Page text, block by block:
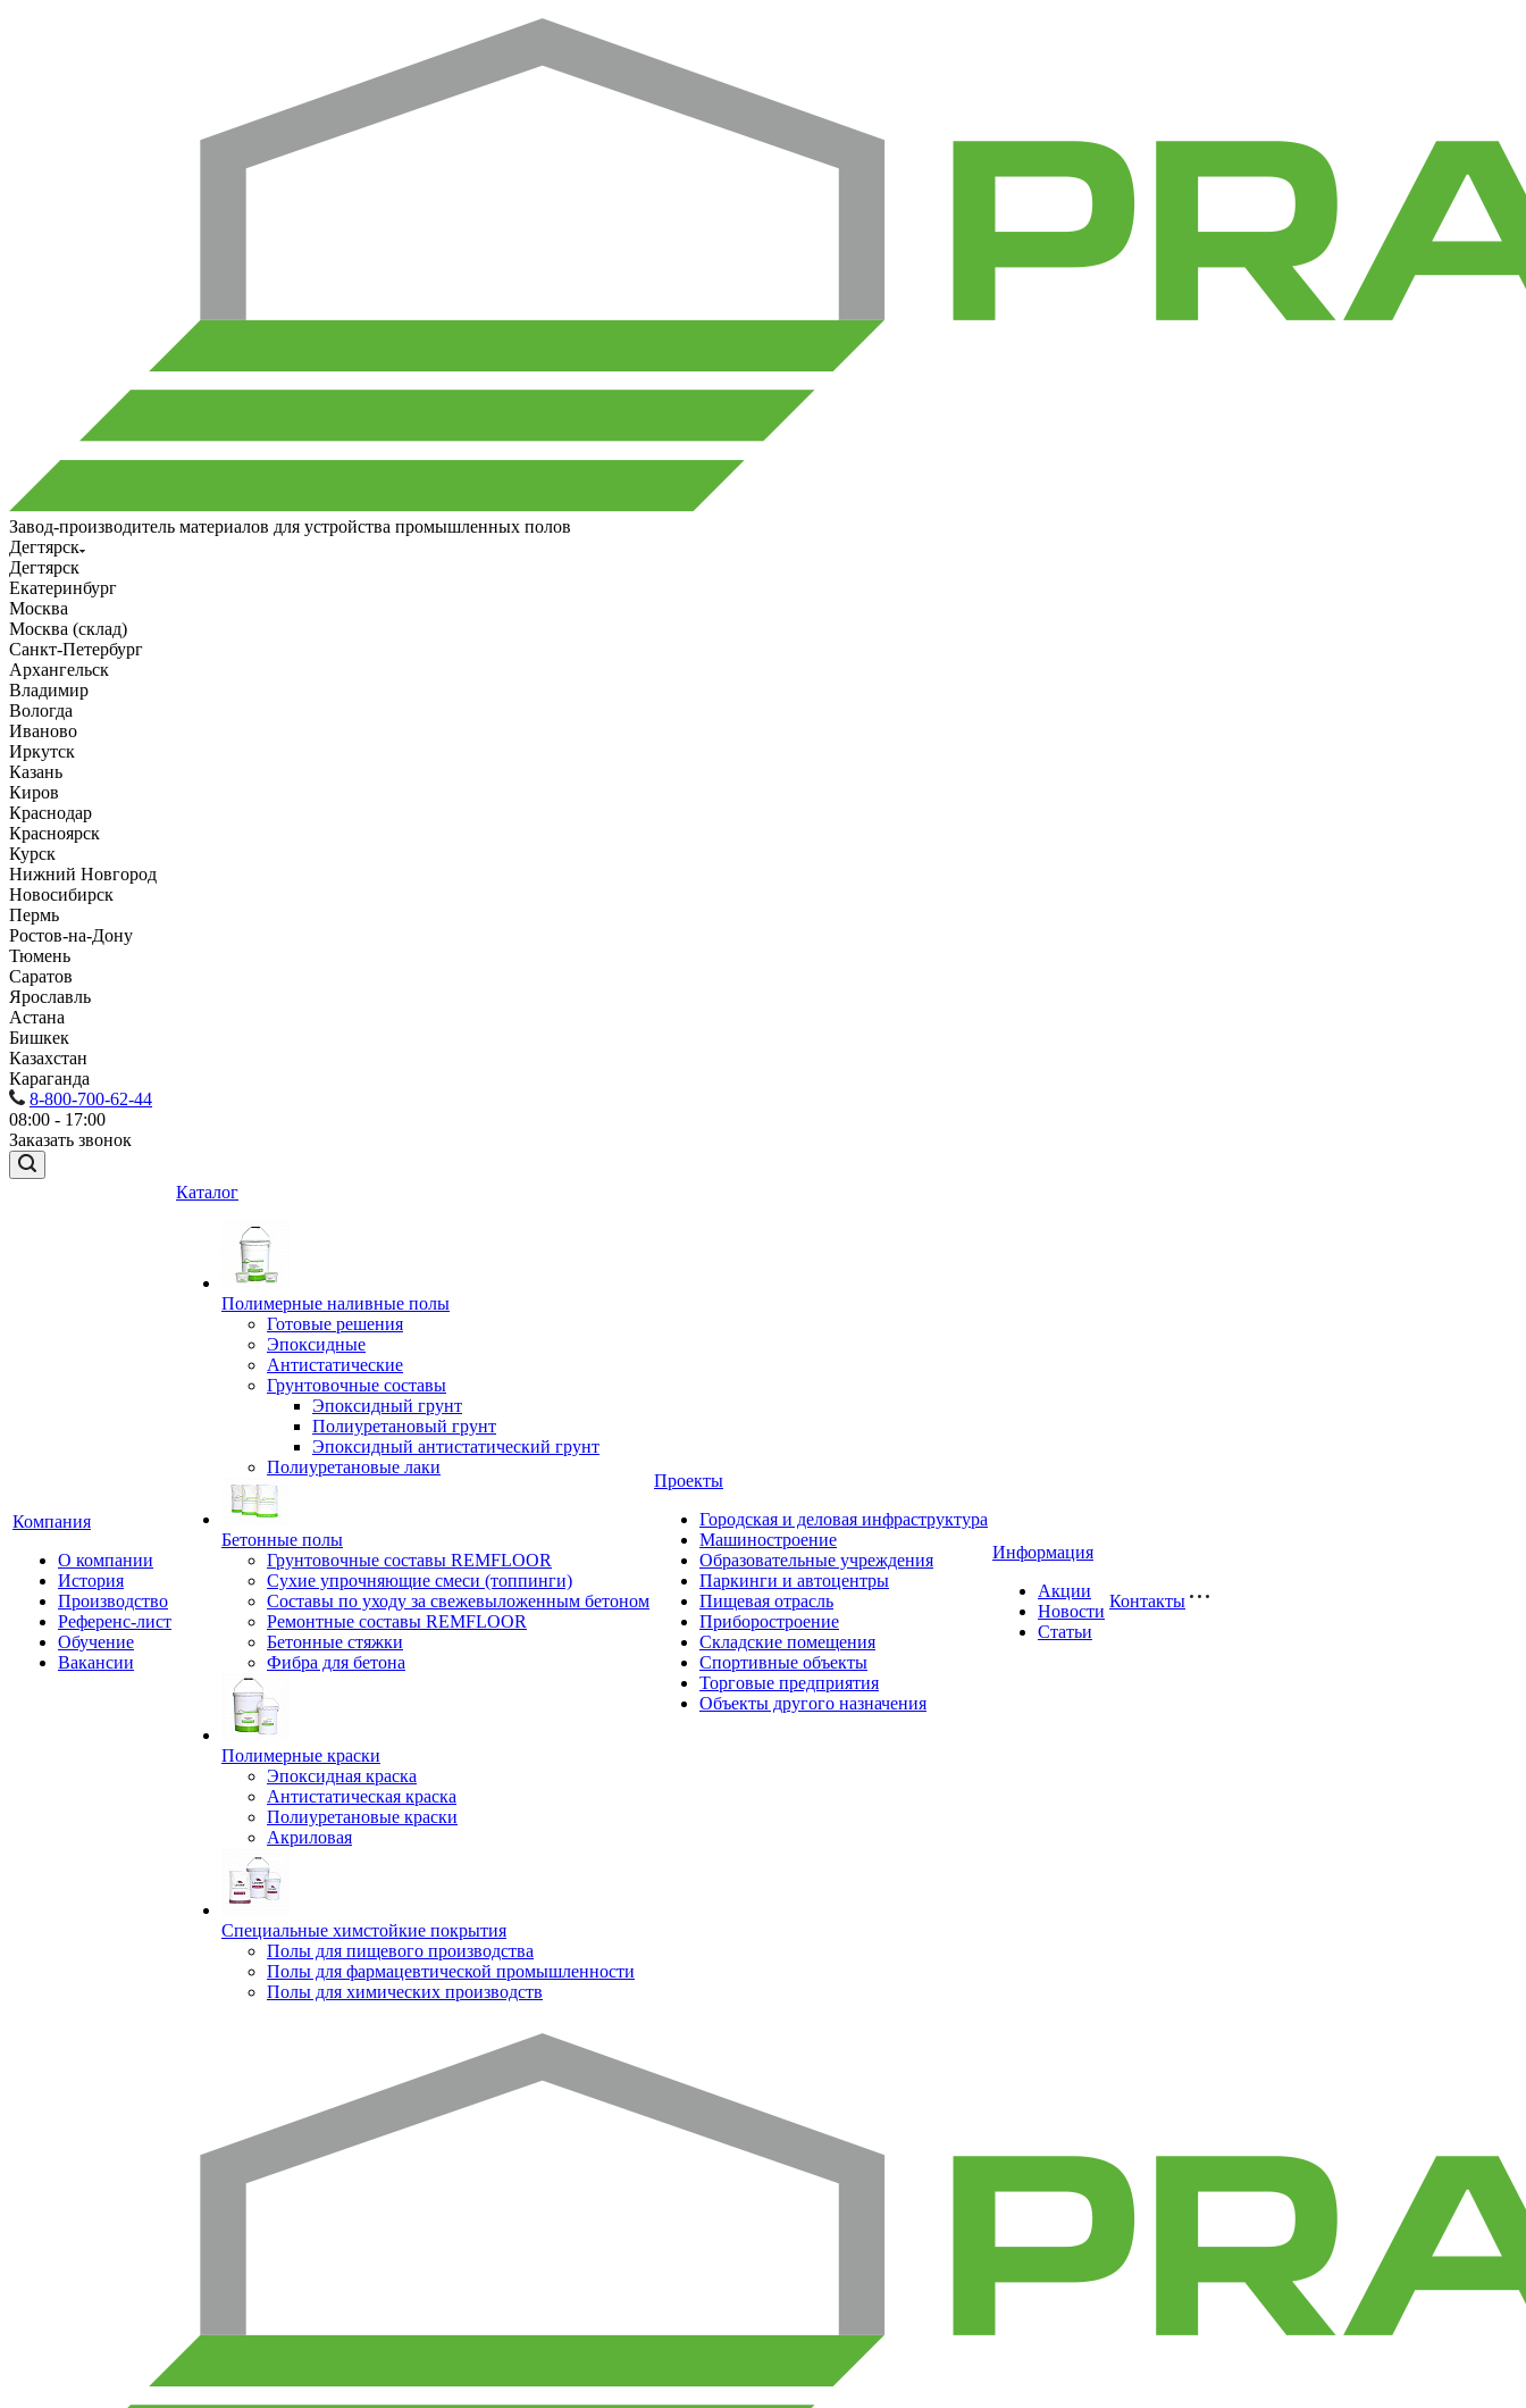
Завод-производитель материалов для устройства промышленных полов
Дегтярск
Дегтярск
Екатеринбург
Москва
Москва (склад)
Санкт-Петербург
Архангельск
Владимир
Вологда
Иваново
Иркутск
Казань
Киров
Краснодар
Красноярск
Курск
Нижний Новгород
Новосибирск
Пермь
Ростов-на-Дону
Тюмень
Саратов
Ярославль
Астана
Бишкек
Казахстан
Караганда
8-800-700-62-44
08:00 - 17:00
Заказать звонок
Компания
О компании
История
Производство
Референс-лист
Обучение
Вакансии
Каталог
Полимерные наливные полы
Готовые решения
Эпоксидные
Антистатические
Грунтовочные составы
Эпоксидный грунт
Полиуретановый грунт
Эпоксидный антистатический грунт
Полиуретановые лаки
Бетонные полы
Грунтовочные составы REMFLOOR
Сухие упрочняющие смеси (топпинги)
Составы по уходу за свежевыложенным бетоном
Ремонтные составы REMFLOOR
Бетонные стяжки
Фибра для бетона
Полимерные краски
Эпоксидная краска
Антистатическая краска
Полиуретановые краски
Акриловая
Специальные химстойкие покрытия
Полы для пищевого производства
Полы для фармацевтической промышленности
Полы для химических производств
Проекты
Городская и деловая инфраструктура
Машиностроение
Образовательные учреждения
Паркинги и автоцентры
Пищевая отрасль
Приборостроение
Складские помещения
Спортивные объекты
Торговые предприятия
Объекты другого назначения
Информация
Акции
Новости
Статьи
Контакты